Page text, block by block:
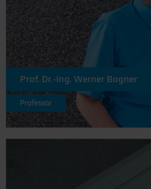
Prof. Dr.-Ing. Werner Bogner
Professor